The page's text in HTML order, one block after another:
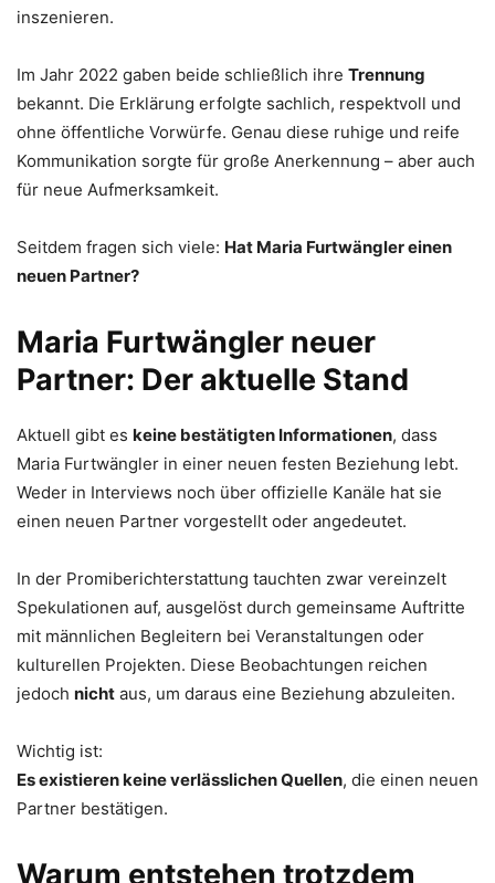
inszenieren.
Im Jahr 2022 gaben beide schließlich ihre Trennung
bekannt. Die Erklärung erfolgte sachlich, respektvoll und
ohne öffentliche Vorwürfe. Genau diese ruhige und reife
Kommunikation sorgte für große Anerkennung – aber auch
für neue Aufmerksamkeit.
Seitdem fragen sich viele: Hat Maria Furtwängler einen
neuen Partner?
Maria Furtwängler neuer
Partner: Der aktuelle Stand
Aktuell gibt es keine bestätigten Informationen, dass
Maria Furtwängler in einer neuen festen Beziehung lebt.
Weder in Interviews noch über offizielle Kanäle hat sie
einen neuen Partner vorgestellt oder angedeutet.
In der Promiberichterstattung tauchten zwar vereinzelt
Spekulationen auf, ausgelöst durch gemeinsame Auftritte
mit männlichen Begleitern bei Veranstaltungen oder
kulturellen Projekten. Diese Beobachtungen reichen
jedoch nicht aus, um daraus eine Beziehung abzuleiten.
Wichtig ist:
Es existieren keine verlässlichen Quellen, die einen neuen
Partner bestätigen.
Warum entstehen trotzdem